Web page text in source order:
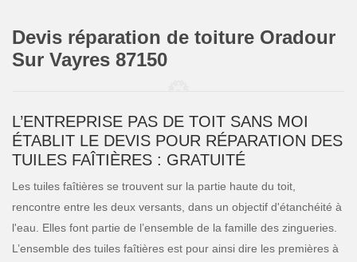
Devis réparation de toiture Oradour
Sur Vayres 87150
L’ENTREPRISE PAS DE TOIT SANS MOI
ÉTABLIT LE DEVIS POUR RÉPARATION DES
TUILES FAÎTIÈRES : GRATUITÉ
Les tuiles faîtières se trouvent sur la partie haute du toit,
rencontre entre les deux versants, dans un objectif d'étanchéité à
l'eau. Elles font partie de l’ensemble de la famille des zingueries.
L’ensemble des tuiles faîtières est pour ainsi dire les premières à